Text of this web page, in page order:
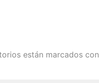
están marcados con